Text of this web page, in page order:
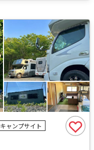
キャンプサイト